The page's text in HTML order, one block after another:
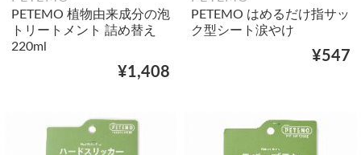
PETEMO 植物由来成分の泡
トリートメント 詰め替え
220ml
¥1,408
PETEMO はめるだけ指サッ
ク型シート涙やけ
¥547